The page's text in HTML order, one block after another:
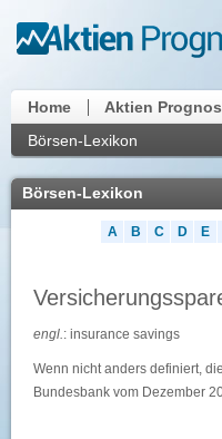
Home Aktien
Börsen-Lexikon
Börsen-Lexikon
A B C D E
engl.: insurance savings
Wenn nicht anders definiert, die
Bundesbank vom Dezember